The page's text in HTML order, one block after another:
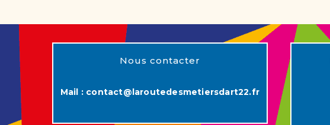
Nous contacter
Mail : contact@laroutedesmetiersdart22.fr